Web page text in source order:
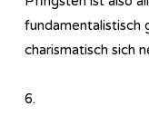
fundamentalistisch
charismatisch sich
6.